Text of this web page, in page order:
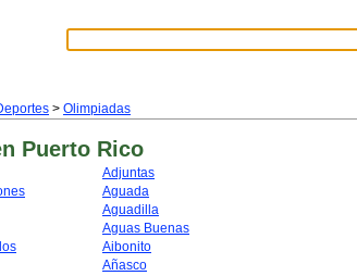
> Olimpiadas
Puerto Rico
Adjuntas
Aguada
Aguadilla
Aguas Buenas
Aibonito
Añasco